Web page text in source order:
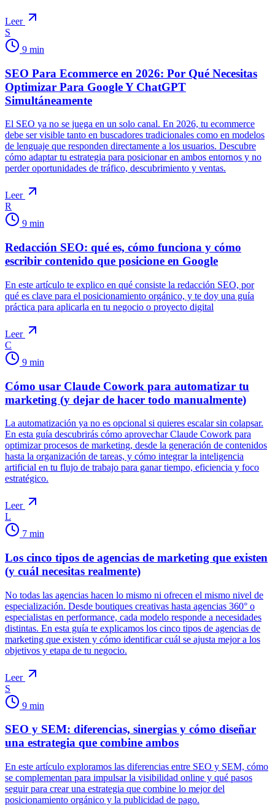
Leer
S
9 min
SEO Para Ecommerce en 2026: Por Qué Necesitas
Optimizar Para Google Y ChatGPT
Simultáneamente
El SEO ya no se juega en un solo canal. En 2026, tu ecommerce
debe ser visible tanto en buscadores tradicionales como en modelos
de lenguaje que responden directamente a los usuarios. Descubre
cómo adaptar tu estrategia para posicionar en ambos entornos y no
perder oportunidades de tráfico, descubrimiento y ventas.
Leer
R
9 min
Redacción SEO: qué es, cómo funciona y cómo
escribir contenido que posicione en Google
En este artículo te explico en qué consiste la redacción SEO, por
qué es clave para el posicionamiento orgánico, y te doy una guía
práctica para aplicarla en tu negocio o proyecto digital
Leer
C
9 min
Cómo usar Claude Cowork para automatizar tu
marketing (y dejar de hacer todo manualmente)
La automatización ya no es opcional si quieres escalar sin colapsar.
En esta guía descubrirás cómo aprovechar Claude Cowork para
optimizar procesos de marketing, desde la generación de contenidos
hasta la organización de tareas, y cómo integrar la inteligencia
artificial en tu flujo de trabajo para ganar tiempo, eficiencia y foco
estratégico.
Leer
L
7 min
Los cinco tipos de agencias de marketing que existen
(y cuál necesitas realmente)
No todas las agencias hacen lo mismo ni ofrecen el mismo nivel de
especialización. Desde boutiques creativas hasta agencias 360° o
especialistas en performance, cada modelo responde a necesidades
distintas. En esta guía te explicamos los cinco tipos de agencias de
marketing que existen y cómo identificar cuál se ajusta mejor a los
objetivos y etapa de tu negocio.
Leer
S
9 min
SEO y SEM: diferencias, sinergias y cómo diseñar
una estrategia que combine ambos
En este artículo exploramos las diferencias entre SEO y SEM, cómo
se complementan para impulsar la visibilidad online y qué pasos
seguir para crear una estrategia que combine lo mejor del
posicionamiento orgánico y la publicidad de pago.